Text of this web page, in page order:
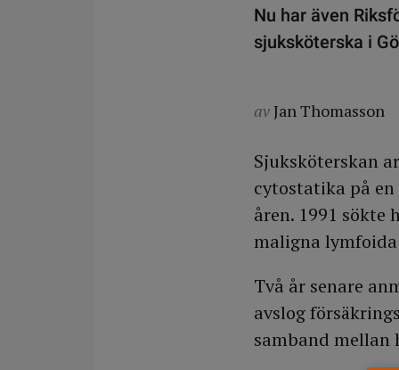
Nu har även
sjuksköterska i
avJan Thomasson
Sjuksköterskan
cytostatika på
åren. 1991 sökte
maligna
Två år senare
avslog
samband mellan